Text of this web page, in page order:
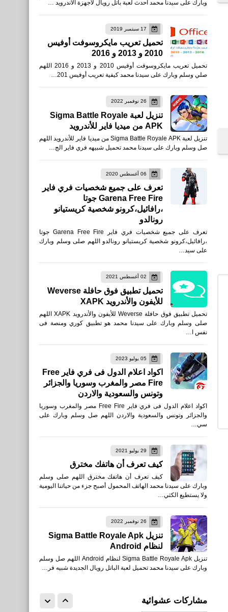
وبارك على سيدنا محمد احدث لعبة باتل رويال لأجهزة الأندرويد …
17 سبتمبر 2019
تحميل تعريب مايكروسوفت أوفيس
2010 و 2013 و 2016
تحميل تعريب مايكروسوفت أوفيس 2010 و 2013 و 2016 اللهم
صلي وسلم وبارك على سيدنا محمد كيفية تعريب أوفيس 201…
26 نوفمبر 2022
تنزيل لعبة Sigma Battle Royale
APK من ميديا فاير للأندرويد
تنزيل لعبة Sigma Battle Royale APK من ميديا فاير للأندرويد اللهم
صل وسلم وبارك على سيدنا محمد تحميل شبيهه فري فاير الج…
06 أغسطس 2020
تعرف على جميع شخصيات فري فاير
Garena Free Fire جوتا
،رافائيل،كرونو شخصية كريستيانو
رونالدو
تعرف على جميع شخصيات فري فاير Garena Free Fire جوتا
،رافائيل،كرونو شخصية كريستيانو رونالدو اللهم صلى وسلم وبارك
على سيد…
02 أغسطس 2021
تحميل تطبيق فوق حافلة Weverse
للأيفون والأندرويد XAPK
تحميل تطبيق فوق حافلة Weverse للأيفون والأندرويد XAPK اللهم
صلى وسلم وبارك على سيدنا محمد هو تطبيق كوري ومنصة فى
نفس ا…
05 يوليو 2023
اكواد اعلام الدول فى فري فاير Free
Fire مصر والمغرب وسوريا والجزائر
وتونس والسعودية والاردن
اكواد اعلام الدول فى فري فاير Free Fire مصر والمغرب وسوريا
والجزائر وتونس والسعودية والاردن اللهم صل وسلم وبارك على
سي…
29 يوليو 2021
كيف تعرف أن هاتفك مخترق
كيف تعرف أن هاتفك مخترق اللهم صلى وسلم
وبارك على سيدنا محمد الهاتف المحمول أصبح جزء من حياتنا اليومية
ولا يستطيع الكثي…
26 نوفمبر 2022
تنزيل Sigma Battle Royale Apk
لنظام Android
تنزيل Sigma Battle Royale Apk لنظام Android اللهم صل وسلم
وبارك على سيدنا محمد تحميل لعبة الباتل رويال الجديدة شبيه فر…
مشاركات عشوائية
العاب
للأيفون والأندرويد APK
نطبيقات
تحميل تطبيق تمارين فتح
الحوض - تمارين فتح الحوض
للمبتدئين للأيفون والأندرويد
APK
تحميل Special Forces
Group 2‏ للأيفون والأندرويد
APK التحديث الجديد
الرئيسية
تحميل PUBG MOBILE -
مهرجان الصقيع للأيفون
والأندرويد APK
العاب
للأيفون والأندرويد APK
التحديث الجديد
للأيفون والأندرويد APK